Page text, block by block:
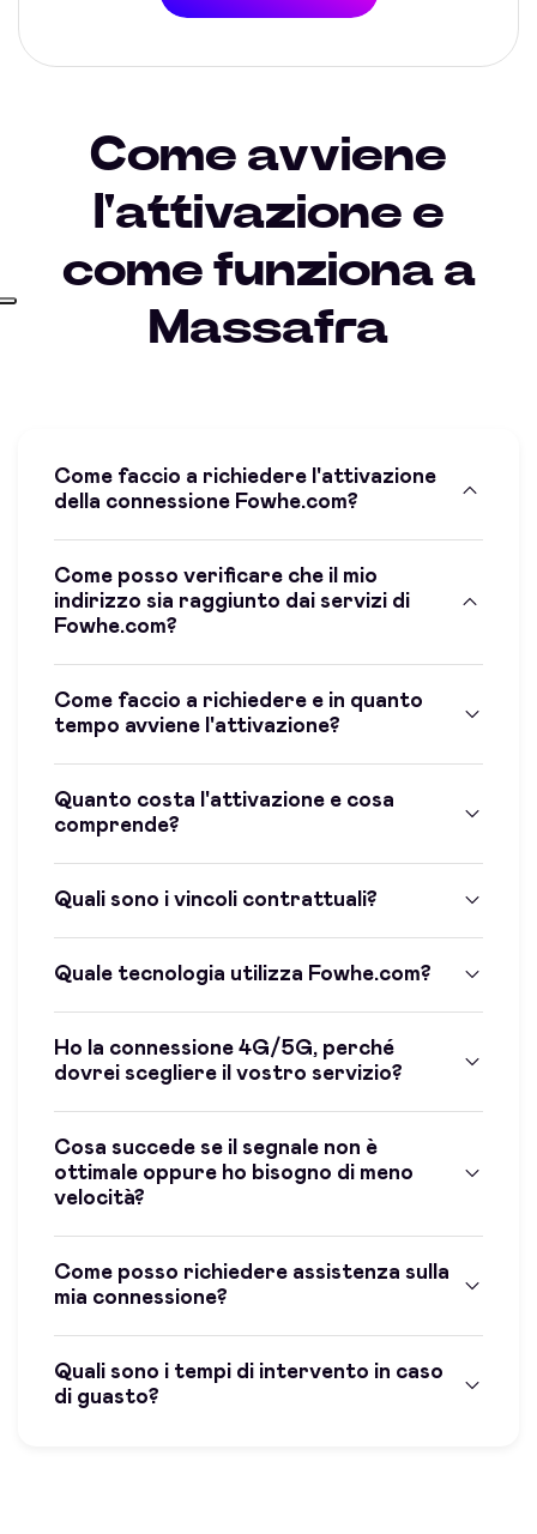
Come avviene
l'attivazione e
come funziona a
Massafra
Come faccio a richiedere l'attivazione
della connessione Fowhe.com?
Come posso verificare che il mio
indirizzo sia raggiunto dai servizi di
Fowhe.com?
Come faccio a richiedere e in quanto
tempo avviene l'attivazione?
Quanto costa l'attivazione e cosa
comprende?
Quali sono i vincoli contrattuali?
Quale tecnologia utilizza Fowhe.com?
Ho la connessione 4G/5G, perché
dovrei scegliere il vostro servizio?
Cosa succede se il segnale non è
ottimale oppure ho bisogno di meno
velocità?
Come posso richiedere assistenza sulla
mia connessione?
Quali sono i tempi di intervento in caso
di guasto?